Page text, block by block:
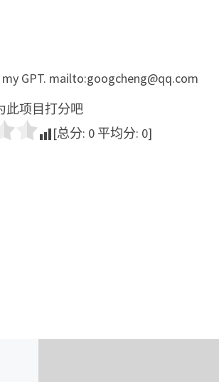
GPT. mailto:googcheng@qq.com
此项目打分吧
[总分: 0 平均分: 0]